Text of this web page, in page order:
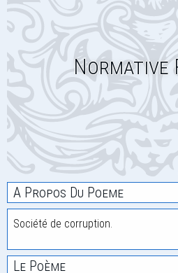
Normative
A Propos Du Poeme
Société de corruption.
Le Poème